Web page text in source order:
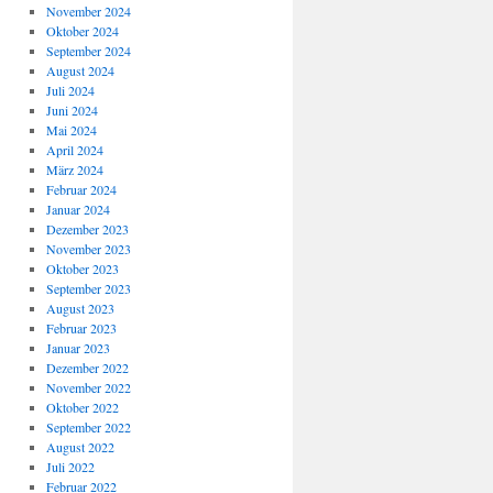
November 2024
Oktober 2024
September 2024
August 2024
Juli 2024
Juni 2024
Mai 2024
April 2024
März 2024
Februar 2024
Januar 2024
Dezember 2023
November 2023
Oktober 2023
September 2023
August 2023
Februar 2023
Januar 2023
Dezember 2022
November 2022
Oktober 2022
September 2022
August 2022
Juli 2022
Februar 2022